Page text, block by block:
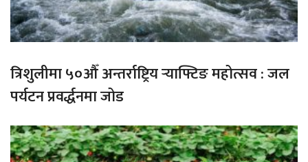
त्रिशुलीमा ५०औँ अन्तर्राष्ट्रिय र्‍याफ्टिङ महोत्सव : जल
पर्यटन प्रवर्द्धनमा जोड